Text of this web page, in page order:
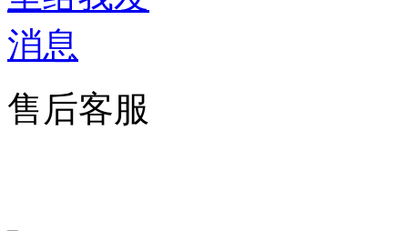
售后客服